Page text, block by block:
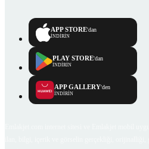
APP STORE'dan
İNDİRİN
PLAY STORE'dan
İNDİRİN
APP GALLERY'den
İNDİRİN